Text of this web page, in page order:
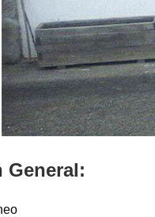
General: